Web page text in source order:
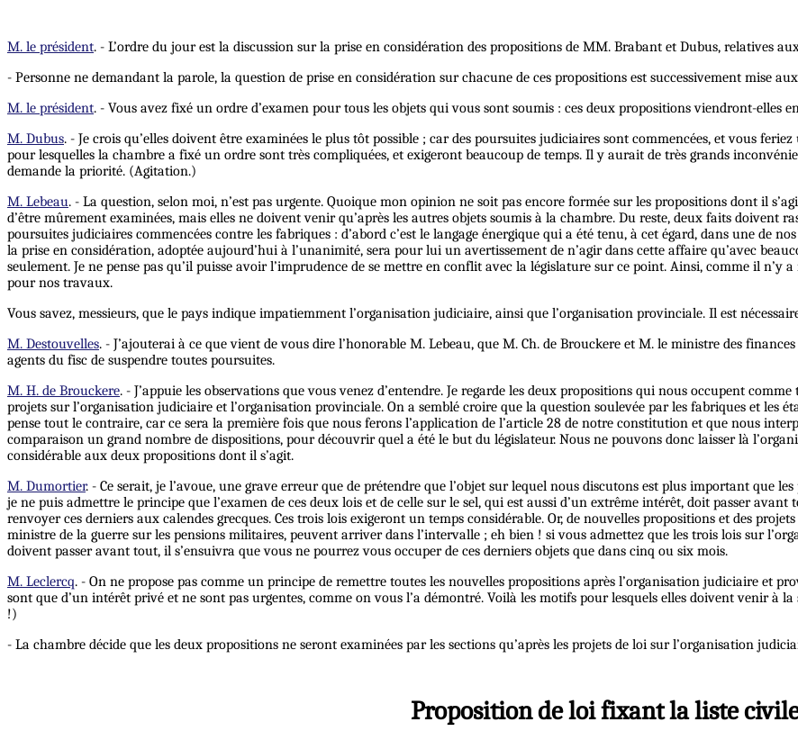
M. le président. - L’ordre du jour est la discussion sur la prise en considération des propositions de MM. Brabant et Dubus, relatives
- Personne ne demandant la parole, la question de prise en considération sur chacune de ces propositions est successivement mise
M. le président. - Vous avez fixé un ordre d’examen pour tous les objets qui vous sont soumis : ces deux propositions viendront-elles
M. Dubus. - Je crois qu’elles doivent être examinées le plus tôt possible ; car des poursuites judiciaires sont commencées, et vous
pour lesquelles la chambre a fixé un ordre sont très compliquées, et exigeront beaucoup de temps. Il y aurait de très grands
demande la priorité. (Agitation.)
M. Lebeau. - La question, selon moi, n’est pas urgente. Quoique mon opinion ne soit pas encore formée sur les propositions dont il
d’être mûrement examinées, mais elles ne doivent venir qu’après les autres objets soumis à la chambre. Du reste, deux faits
poursuites judiciaires commencées contre les fabriques : d’abord c’est le langage énergique qui a été tenu, à cet égard, dans une de
la prise en considération, adoptée aujourd’hui à l’unanimité, sera pour lui un avertissement de n’agir dans cette affaire qu’avec
seulement. Je ne pense pas qu’il puisse avoir l’imprudence de se mettre en conflit avec la législature sur ce point. Ainsi, comme il
pour nos travaux.
Vous savez, messieurs, que le pays indique impatiemment l’organisation judiciaire, ainsi que l’organisation provinciale. Il est
M. Destouvelles. - J’ajouterai à ce que vient de vous dire l’honorable M. Lebeau, que M. Ch. de Brouckere et M. le ministre des
agents du fisc de suspendre toutes poursuites.
M. H. de Brouckere. - J’appuie les observations que vous venez d’entendre. Je regarde les deux propositions qui nous occupent
projets sur l’organisation judiciaire et l’organisation provinciale. On a semblé croire que la question soulevée par les fabriques et les
pense tout le contraire, car ce sera la première fois que nous ferons l’application de l’article 28 de notre constitution et que nous
comparaison un grand nombre de dispositions, pour découvrir quel a été le but du législateur. Nous ne pouvons donc laisser là
considérable aux deux propositions dont il s’agit.
M. Dumortier. - Ce serait, je l’avoue, une grave erreur que de prétendre que l’objet sur lequel nous discutons est plus important que
je ne puis admettre le principe que l’examen de ces deux lois et de celle sur le sel, qui est aussi d’un extrême intérêt, doit passer
renvoyer ces derniers aux calendes grecques. Ces trois lois exigeront un temps considérable. Or, de nouvelles propositions et des
ministre de la guerre sur les pensions militaires, peuvent arriver dans l’intervalle ; eh bien ! si vous admettez que les trois lois sur
doivent passer avant tout, il s’ensuivra que vous ne pourrez vous occuper de ces derniers objets que dans cinq ou six mois.
M. Leclercq. - On ne propose pas comme un principe de remettre toutes les nouvelles propositions après l’organisation judiciaire et
sont que d’un intérêt privé et ne sont pas urgentes, comme on vous l’a démontré. Voilà les motifs pour lesquels elles doivent venir à
!)
- La chambre décide que les deux propositions ne seront examinées par les sections qu’après les projets de loi sur l’organisation
Proposition de loi fixant la liste